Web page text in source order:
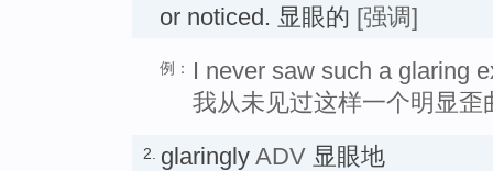
or noticed. 显眼的 [强调]
例：
I never saw such a glaring
我从未见过这样一个明显歪
2. glaringly ADV 显眼地